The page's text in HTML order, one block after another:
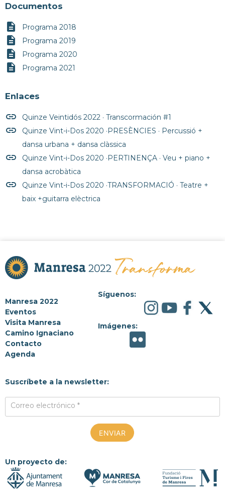
Documentos
description Programa 2018
description Programa 2019
description Programa 2020
description Programa 2021
Enlaces
insert_link Quinze Veintidós 2022 · Transcormación #1
insert_link
Quinze Vint-i-Dos 2020 ·PRESÈNCIES · Percussió +
dansa urbana + dansa clàssica
insert_link
Quinze Vint-i-Dos 2020 ·PERTINENÇA · Veu + piano +
dansa acrobàtica
insert_link
Quinze Vint-i-Dos 2020 ·TRANSFORMACIÓ · Teatre +
baix +guitarra elèctrica
Manresa 2022
Eventos
Visita Manresa
Camino Ignaciano
Contacto
Agenda
Síguenos:
Imágenes:
Suscríbete a la newsletter:
Correo electrónico *
Un proyecto de: